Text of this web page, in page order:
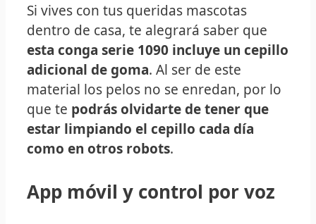
Si vives con tus queridas mascotas
dentro de casa, te alegrará saber que
esta conga serie 1090 incluye un cepillo
adicional de goma. Al ser de este
material los pelos no se enredan, por lo
que te podrás olvidarte de tener que
estar limpiando el cepillo cada día
como en otros robots.
App móvil y control por voz